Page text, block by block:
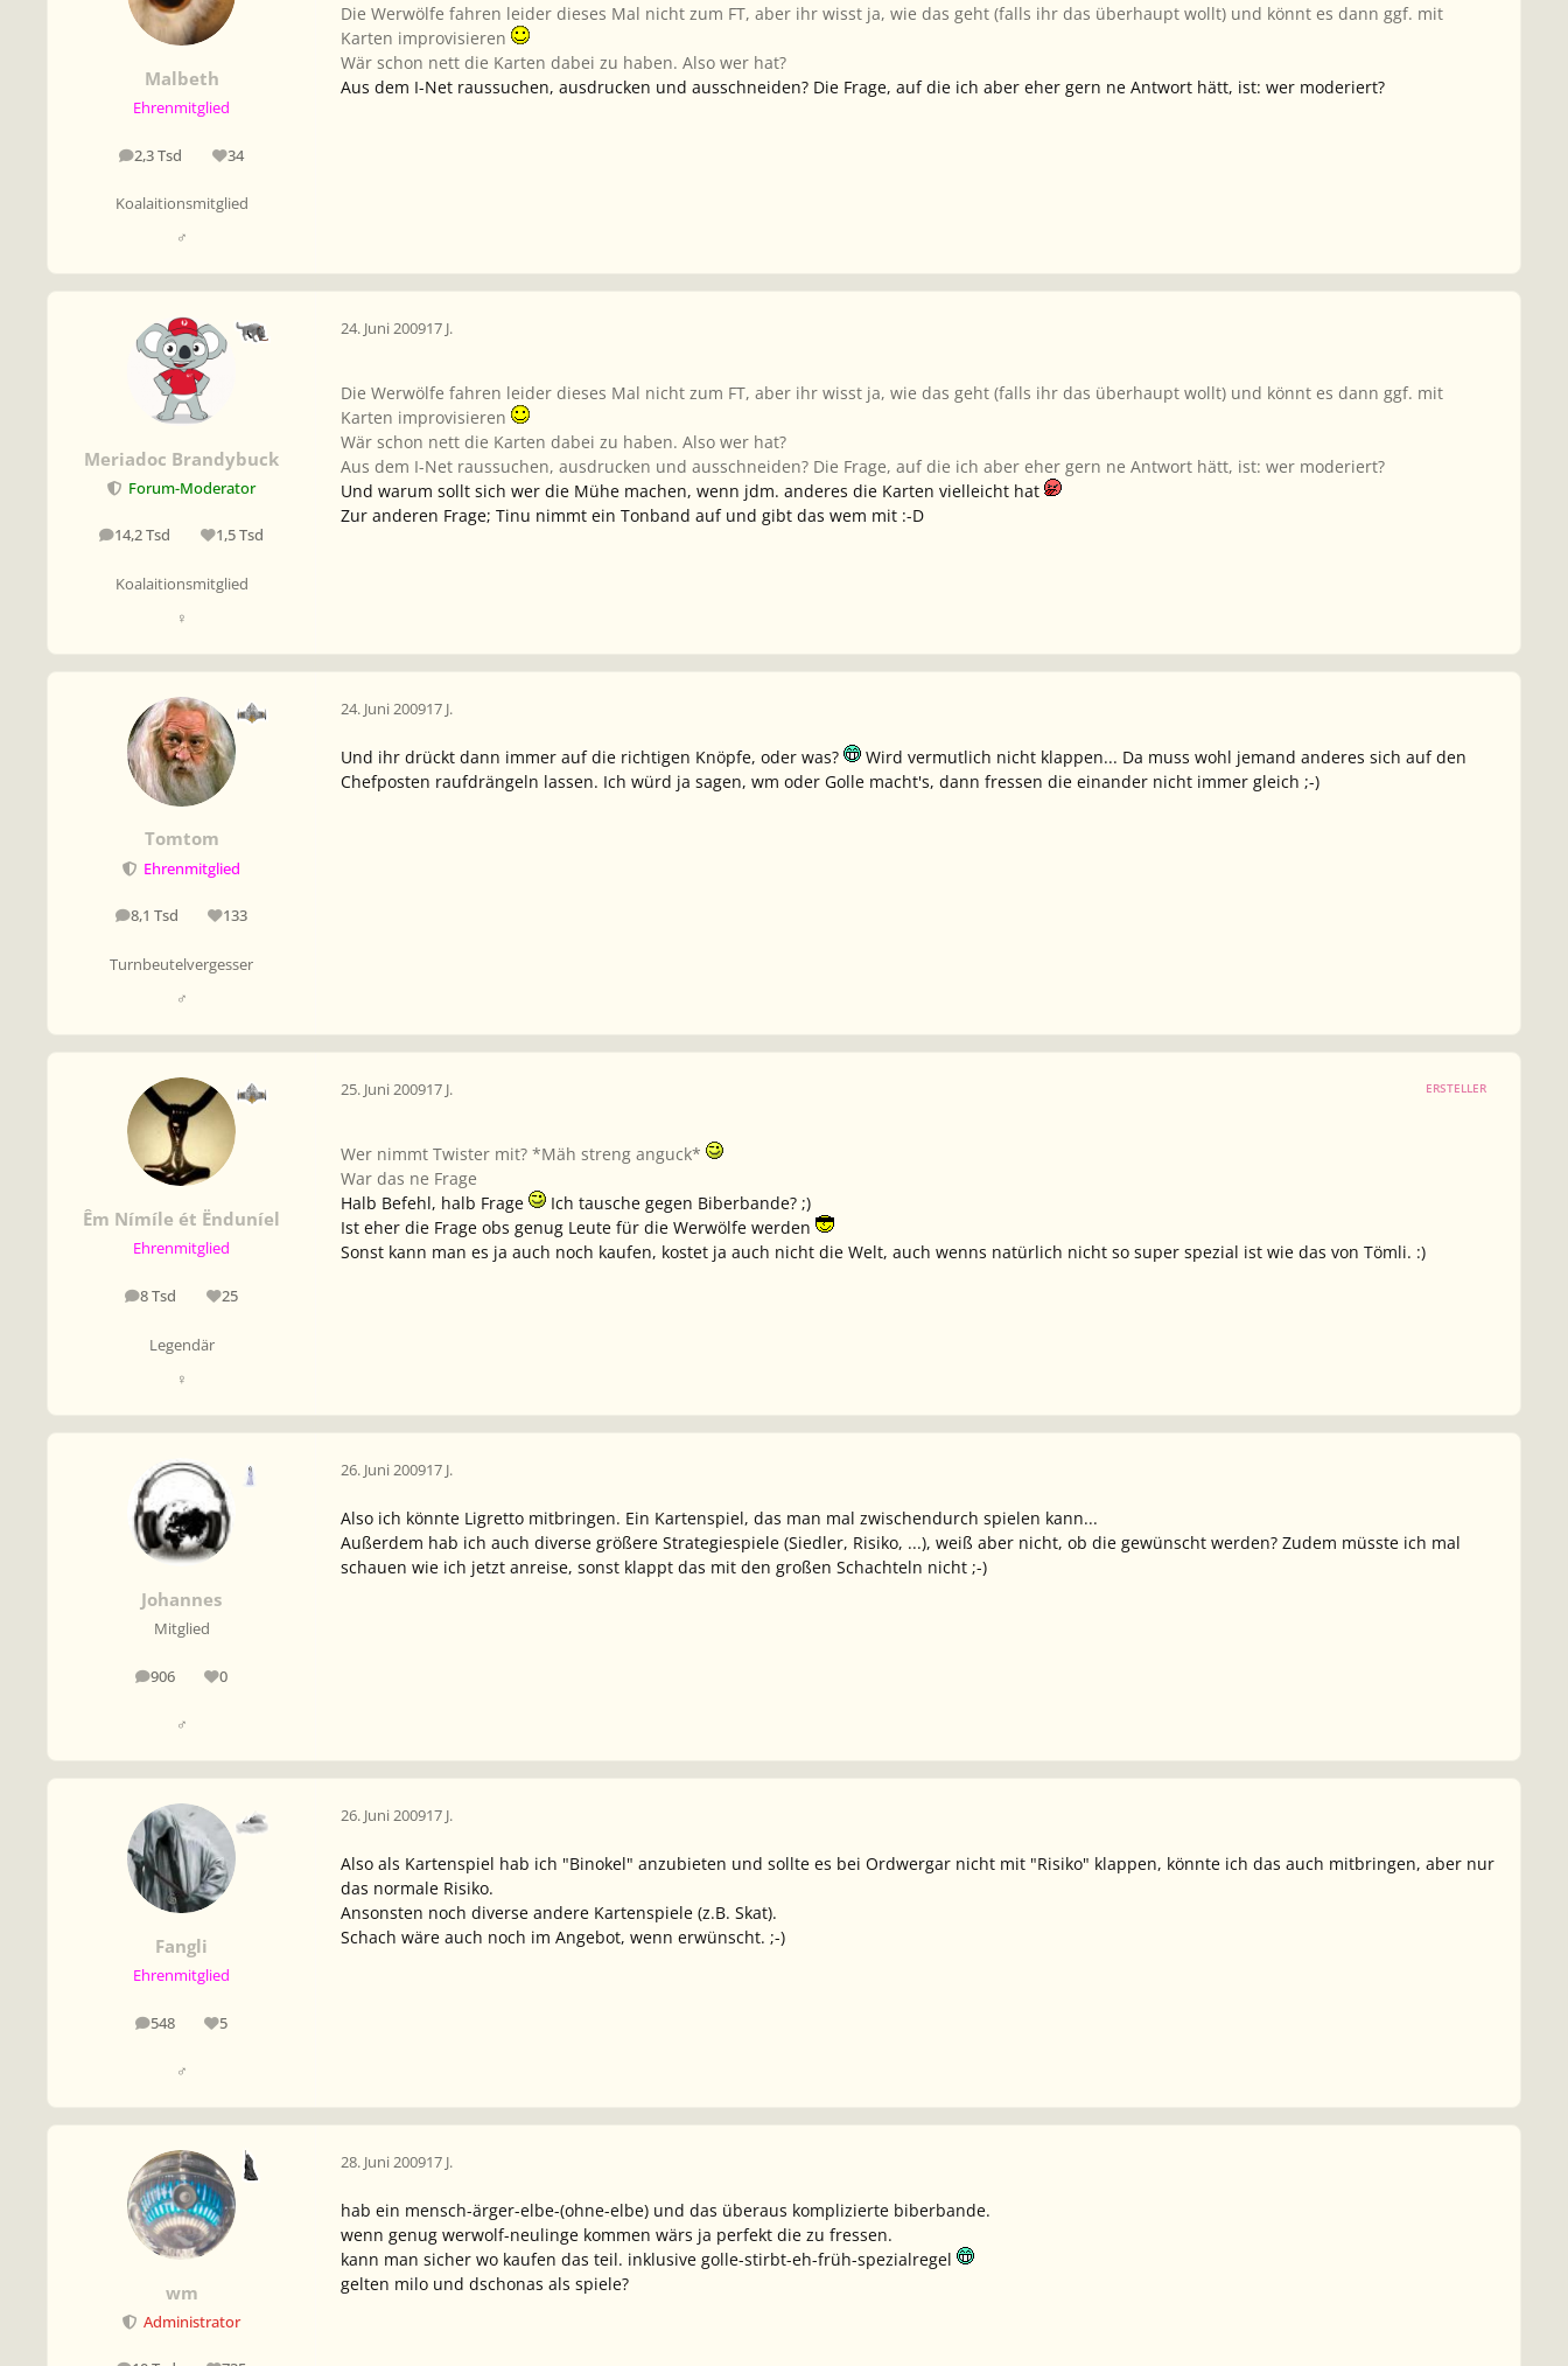
Malbeth
Ehrenmitglied
2,3 Tsd
Beiträge 34
Reputation
Koalaitionsmitglied
♂
Die Werwölfe fahren leider dieses Mal nicht zum FT, aber ihr wisst ja, wie das geht (falls ihr das überhaupt wollt) und könnt es dann ggf. mit
Karten improvisieren
Wär schon nett die Karten dabei zu haben. Also wer hat?
Aus dem I-Net raussuchen, ausdrucken und ausschneiden? Die Frage, auf die ich aber eher gern ne Antwort hätt, ist: wer moderiert?
Meriadoc Brandybuck
Forum-Moderator
14,2 Tsd
Beiträge 1,5 Tsd
Reputation
Koalaitionsmitglied
♀
24. Juni 200917 J.
Die Werwölfe fahren leider dieses Mal nicht zum FT, aber ihr wisst ja, wie das geht (falls ihr das überhaupt wollt) und könnt es dann ggf. mit
Karten improvisieren
Wär schon nett die Karten dabei zu haben. Also wer hat?
Aus dem I-Net raussuchen, ausdrucken und ausschneiden? Die Frage, auf die ich aber eher gern ne Antwort hätt, ist: wer moderiert?
Und warum sollt sich wer die Mühe machen, wenn jdm. anderes die Karten vielleicht hat
Zur anderen Frage; Tinu nimmt ein Tonband auf und gibt das wem mit :-D
Tomtom
Ehrenmitglied
8,1 Tsd
Beiträge 133
Reputation
Turnbeutelvergesser
♂
24. Juni 200917 J.
Und ihr drückt dann immer auf die richtigen Knöpfe, oder was?
Wird vermutlich nicht klappen... Da muss wohl jemand anderes sich auf den
Chefposten raufdrängeln lassen. Ich würd ja sagen, wm oder Golle macht's, dann fressen die einander nicht immer gleich ;-)
Êm Nímíle ét Ënduníel
Ehrenmitglied
8 Tsd
Beiträge 25
Reputation
Legendär
♀
25. Juni 200917 J. ERSTELLER
Wer nimmt Twister mit? *Mäh streng anguck*
War das ne Frage
Halb Befehl, halb Frage
Ich tausche gegen Biberbande? ;)
Ist eher die Frage obs genug Leute für die Werwölfe werden
Sonst kann man es ja auch noch kaufen, kostet ja auch nicht die Welt, auch wenns natürlich nicht so super spezial ist wie das von Tömli. :)
Johannes
Mitglied
906
Beiträge 0
Reputation
♂
26. Juni 200917 J.
Also ich könnte Ligretto mitbringen. Ein Kartenspiel, das man mal zwischendurch spielen kann...
Außerdem hab ich auch diverse größere Strategiespiele (Siedler, Risiko, ...), weiß aber nicht, ob die gewünscht werden? Zudem müsste ich mal
schauen wie ich jetzt anreise, sonst klappt das mit den großen Schachteln nicht ;-)
Fangli
Ehrenmitglied
548
Beiträge 5
Reputation
♂
26. Juni 200917 J.
Also als Kartenspiel hab ich "Binokel" anzubieten und sollte es bei Ordwergar nicht mit "Risiko" klappen, könnte ich das auch mitbringen, aber nur
das normale Risiko.
Ansonsten noch diverse andere Kartenspiele (z.B. Skat).
Schach wäre auch noch im Angebot, wenn erwünscht. ;-)
wm
Administrator
28. Juni 200917 J.
hab ein mensch-ärger-elbe-(ohne-elbe) und das überaus komplizierte biberbande.
wenn genug werwolf-neulinge kommen wärs ja perfekt die zu fressen.
kann man sicher wo kaufen das teil. inklusive golle-stirbt-eh-früh-spezialregel
gelten milo und dschonas als spiele?